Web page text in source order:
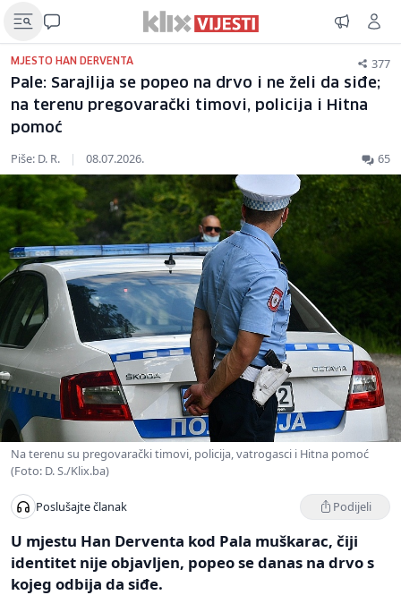
MJESTO HAN DERVENTA 377
Pale: Sarajlija se popeo na drvo i ne želi da siđe;
na terenu pregovarački timovi, policija i Hitna
pomoć
Piše: D. R. | 08.07.2026. 65
Na terenu su pregovarački timovi, policija, vatrogasci i Hitna pomoć
(Foto: D. S./Klix.ba)
Poslušajte članak Podijeli
U mjestu Han Derventa kod Pala muškarac, čiji
identitet nije objavljen, popeo se danas na drvo s
kojeg odbija da siđe.